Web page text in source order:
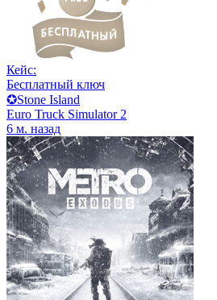
Кейс:
Бесплатный ключ
✪Stone Island
Euro Truck Simulator 2
6 м. назад